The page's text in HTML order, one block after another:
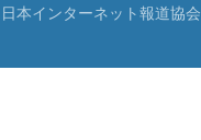
日本インターネット報道協会